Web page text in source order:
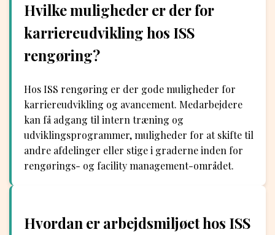
Hvilke muligheder er der for
karriereudvikling hos ISS
rengøring?
Hos ISS rengøring er der gode muligheder for
karriereudvikling og avancement. Medarbejdere
kan få adgang til intern træning og
udviklingsprogrammer, muligheder for at skifte til
andre afdelinger eller stige i graderne inden for
rengørings- og facility management-området.
Hvordan er arbejdsmiljøet hos ISS